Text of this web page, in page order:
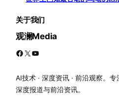
关于我们
观澜Media
Facebook X YouTube
AI技术 · 深度资讯 · 前沿观察。
深度报道与前沿资讯。